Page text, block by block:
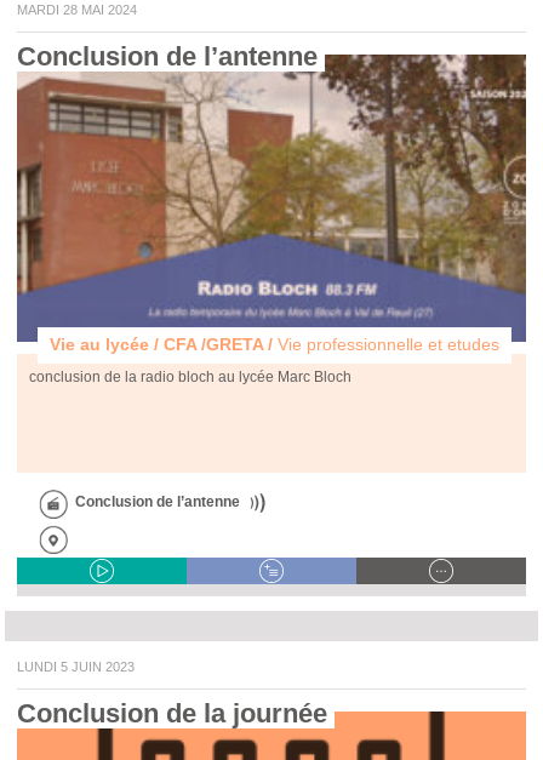
MARDI 28 MAI 2024
Conclusion de l’antenne
Vie au lycée / CFA /GRETA / Vie professionnelle et etudes
conclusion de la radio bloch au lycée Marc Bloch
Conclusion de l’antenne
LUNDI 5 JUIN 2023
Conclusion de la journée